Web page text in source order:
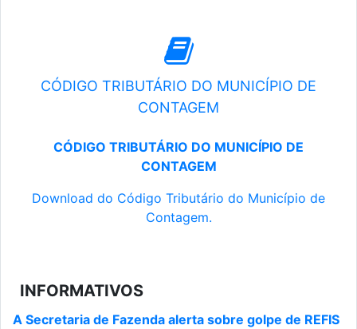
CÓDIGO TRIBUTÁRIO DO MUNICÍPIO DE
CONTAGEM
CÓDIGO TRIBUTÁRIO DO MUNICÍPIO DE
CONTAGEM
Download do Código Tributário do Município de
Contagem.
INFORMATIVOS
A Secretaria de Fazenda alerta sobre golpe de REFIS